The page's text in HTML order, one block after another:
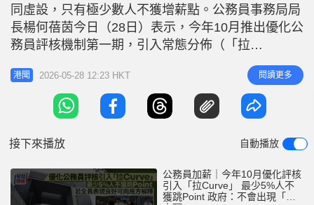
n
g
同虛設，只有極少數人不獲增薪點。公務員事務局局
長楊何蓓茵今日（28日）表示，今年10月推出優化公
務員評核機制第一期，引入常態分佈（「拉
Curve」），以職系作計算，當中最少5%人不獲「跳
Point」，但具體百分比可調節或有緩衝。對於有議
員擔心可能出現「交人頭」情況，楊何蓓茵稱不會出
現。 楊何蓓茵：表現令人滿意公務員才可獲增薪點
港聞 2026-05-28 12:23 HKT 閱讀更多
接下來播放 自動播放
公務員加薪｜今年10月優化評核
引入「拉Curve」 最少5%人不
獲跳Point 政府：不會出現「交